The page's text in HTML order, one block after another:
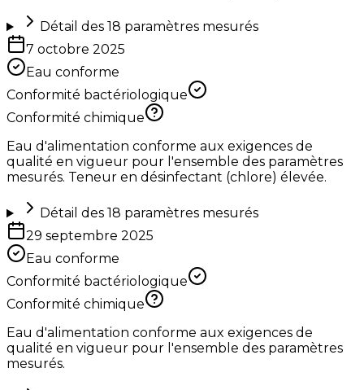
Détail des 18 paramètres mesurés
7 octobre 2025
Eau conforme
Conformité bactériologique
Conformité chimique
Eau d'alimentation conforme aux exigences de
qualité en vigueur pour l'ensemble des paramètres
mesurés. Teneur en désinfectant (chlore) élevée.
Détail des 18 paramètres mesurés
29 septembre 2025
Eau conforme
Conformité bactériologique
Conformité chimique
Eau d'alimentation conforme aux exigences de
qualité en vigueur pour l'ensemble des paramètres
mesurés.